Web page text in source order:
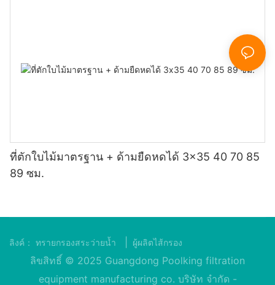
ที่ตักใบไม้มาตรฐาน + ด้ามยืดหดได้ 3x35 40 70 85
89 ซม.
ลิงค์： ทรายกรองสระว่ายน้ำ ผู้ผลิตไส้กรอง
ลิขสิทธิ์ © 2025 Guangdong Poolking filtration
equipment manufacturing co. บริษัท จำกัด -